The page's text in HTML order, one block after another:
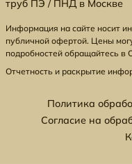
труб ПЭ / ПНД в Москве
Информация на сайте носит
публичной офертой. Цены
подробностей обращайтесь в
Отчетность и раскрытие
Политика
Согласие на